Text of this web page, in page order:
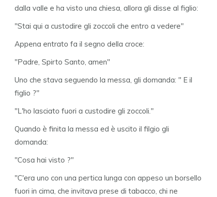
dalla valle e ha visto una chiesa, allora gli disse al figlio:
"Stai qui a custodire gli zoccoli che entro a vedere"
Appena entrato fa il segno della croce:
"Padre, Spirto Santo, amen"
Uno che stava seguendo la messa, gli domanda: " E il
figlio ?"
"L'ho lasciato fuori a custodire gli zoccoli."
Quando è finita la messa ed è uscito il filgio gli
domanda:
"Cosa hai visto ?"
"C'era uno con una pertica lunga con appeso un borsello
fuori in cima, che invitava prese di tabacco, chi ne